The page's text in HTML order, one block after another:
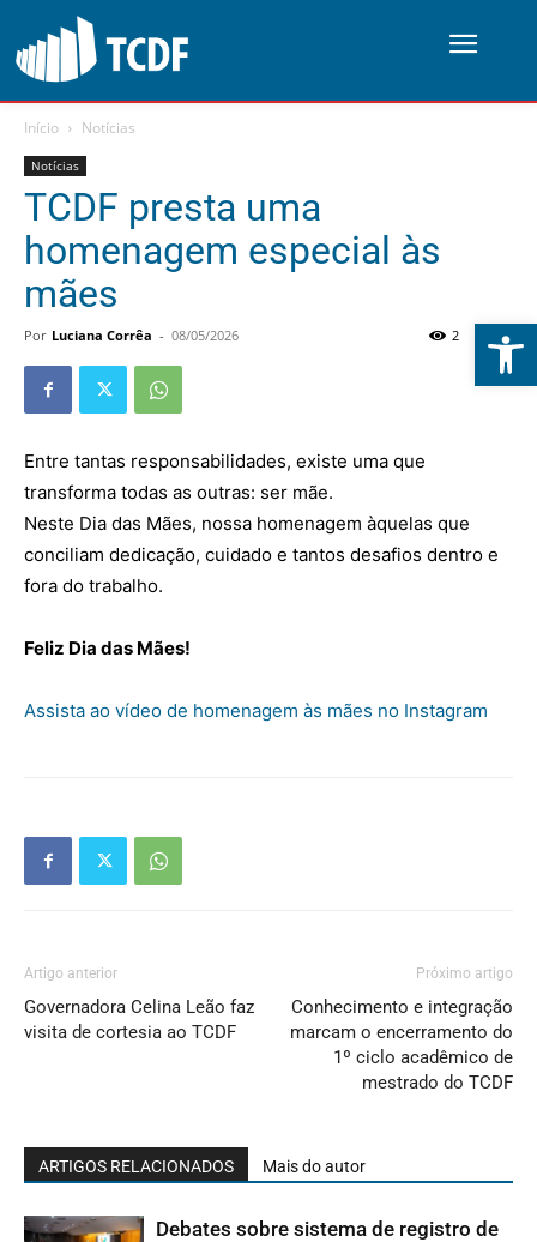
Abrir
Início Notícias
Notícias
TCDF presta uma
homenagem especial às
mães
Por Luciana Corrêa - 08/05/2026 0
2
Entre tantas responsabilidades, existe uma que
transforma todas as outras: ser mãe.
Neste Dia das Mães, nossa homenagem àquelas que
conciliam dedicação, cuidado e tantos desafios dentro e
fora do trabalho.
Feliz Dia das Mães!
Assista ao vídeo de homenagem às mães no Instagram
Artigo anterior
Governadora Celina Leão faz
visita de cortesia ao TCDF
Próximo artigo
Conhecimento e integração
marcam o encerramento do
1º ciclo acadêmico de
mestrado do TCDF
ARTIGOS RELACIONADOS Mais do autor
Debates sobre sistema de registro de